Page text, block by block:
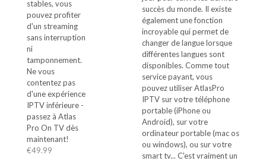
stables, vous
pouvez profiter
d'un streaming
sans interruption
ni
tamponnement.
Ne vous
contentez pas
d'une expérience
IPTV inférieure -
passez à Atlas
Pro On TV dès
maintenant!
€49.99
succès du monde. Il existe
également une fonction
incroyable qui permet de
changer de langue lorsque
différentes langues sont
disponibles. Comme tout
service payant, vous
pouvez utiliser AtlasPro
IPTV sur votre téléphone
portable (iPhone ou
Android), sur votre
ordinateur portable (mac os
ou windows), ou sur votre
smart tv... C'est vraiment un